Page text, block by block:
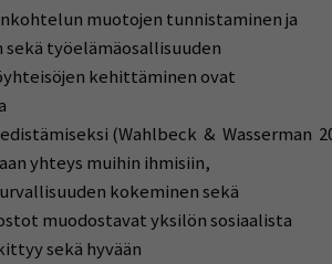
muotojen tunnistaminen ja
työelämäosallisuuden
kehittäminen ovat
(Wahlbeck & Wasserman
yhteys muihin ihmisiin,
kokeminen sekä
muodostavat yksilön sosiaalista
sekä hyvään